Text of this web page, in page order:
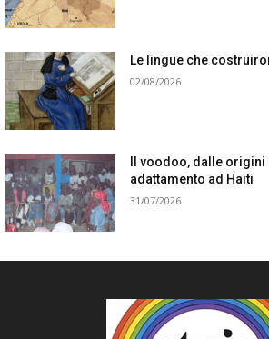
Le lingue che
02/08/2026
Il voodoo, dalle
adattamento ad Haiti
31/07/2026